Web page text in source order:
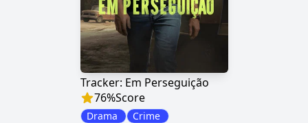
Tracker: Em Perseguição
76%Score
Drama Crime